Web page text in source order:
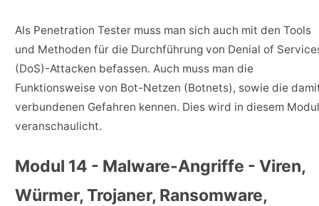
Als Penetration Tester muss man sich auch mit den Tools
und Methoden für die Durchführung von Denial of
(DoS)-Attacken befassen. Auch muss man die
Funktionsweise von Bot-Netzen (Botnets), sowie die
verbundenen Gefahren kennen. Dies wird in diesem Modul
veranschaulicht.
Modul 14 - Malware-Angriffe - Viren,
Würmer, Trojaner, Ransomware,